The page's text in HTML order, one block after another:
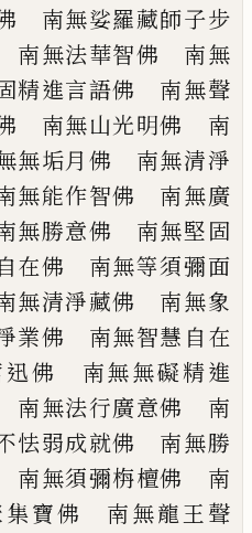
南無娑羅藏師子步
無法華智佛 南無
精進言語佛 南無聲
南無山光明佛 南
無垢月佛 南無清淨
無能作智佛 南無廣
無勝意佛 南無堅固
在佛 南無等須彌面
無清淨藏佛 南無象
業佛 南無智慧自在
迅佛 南無無礙精進
南無法行廣意佛 南
怯弱成就佛 南無勝
無須彌栴檀佛 南
寶佛 南無龍王聲